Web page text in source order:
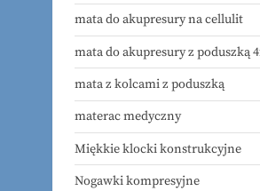
mata do akupresury na cellulit
mata do akupresury z poduszką
mata z kolcami z poduszką
materac medyczny
Miękkie klocki konstrukcyjne
Nogawki kompresyjne